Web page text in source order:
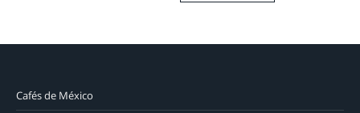
Cafés de México